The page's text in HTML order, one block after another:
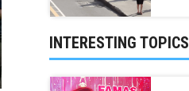
INTERESTING TOPICS